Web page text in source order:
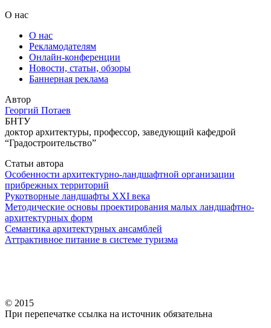
О нас
О нас
Рекламодателям
Онлайн-конференции
Новости, статьи, обзоры
Баннерная реклама
Автор
Георгий Потаев
БНТУ
доктор архитектуры, профессор, заведующий кафедрой
“Градостроительство”
Статьи автора
Особенности архитектурно-ландшафтной организации
прибрежных территорий
Рукотворные ландшафты ХХI века
Методические основы проектирования малых ландшафтно-
архитектурных форм
Семантика архитектурных ансамблей
Аттрактивное питание в системе туризма
© 2015
При перепечатке ссылка на источник обязательна